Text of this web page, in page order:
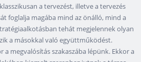
a tervezést, illetve a tervezés
foglalja magába mind az önálló, mind a
tehát megjelennek olyan
a másokkal való együttműködést.
a megvalósítás szakaszába lépünk. Ekkor a